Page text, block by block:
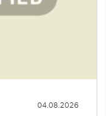
04.08.2026